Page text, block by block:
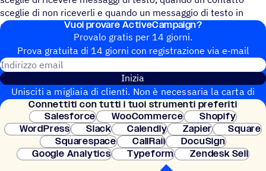
sceglie di non riceverli e quando un messaggio di testo in
arrivo arriva nella vostra casella di posta.
Vuoi provare ActiveCampaign?
Provalo gratis per 14 giorni.
Prova gratuita di 14 giorni con regi­stra­zione via e‑mail
Inizia
Unisciti a migliaia di clienti. Non è necessaria la carta di
credito. Configurazione istantanea.
Connet­titi con tutti i tuoi strumenti preferiti
Salesforce
WooCommerce
Shopify
WordPress
Slack Calendly Zapier
Square
Squarespace
CallRail
DocuSign
Google Analytics
Typeform Zendesk Sell